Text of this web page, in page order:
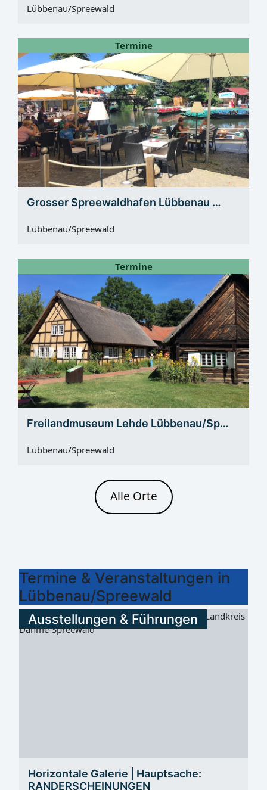
Lübbenau/Spreewald
Termine
Grosser Spreewaldhafen Lübbenau …
Lübbenau/Spreewald
Termine
Freilandmuseum Lehde Lübbenau/Sp…
Lübbenau/Spreewald
Alle Orte
Termine & Veranstaltungen in
Lübbenau/Spreewald
Ausstellungen & Führungen
Horizontale Galerie | Hauptsache:
RANDERSCHEINUNGEN